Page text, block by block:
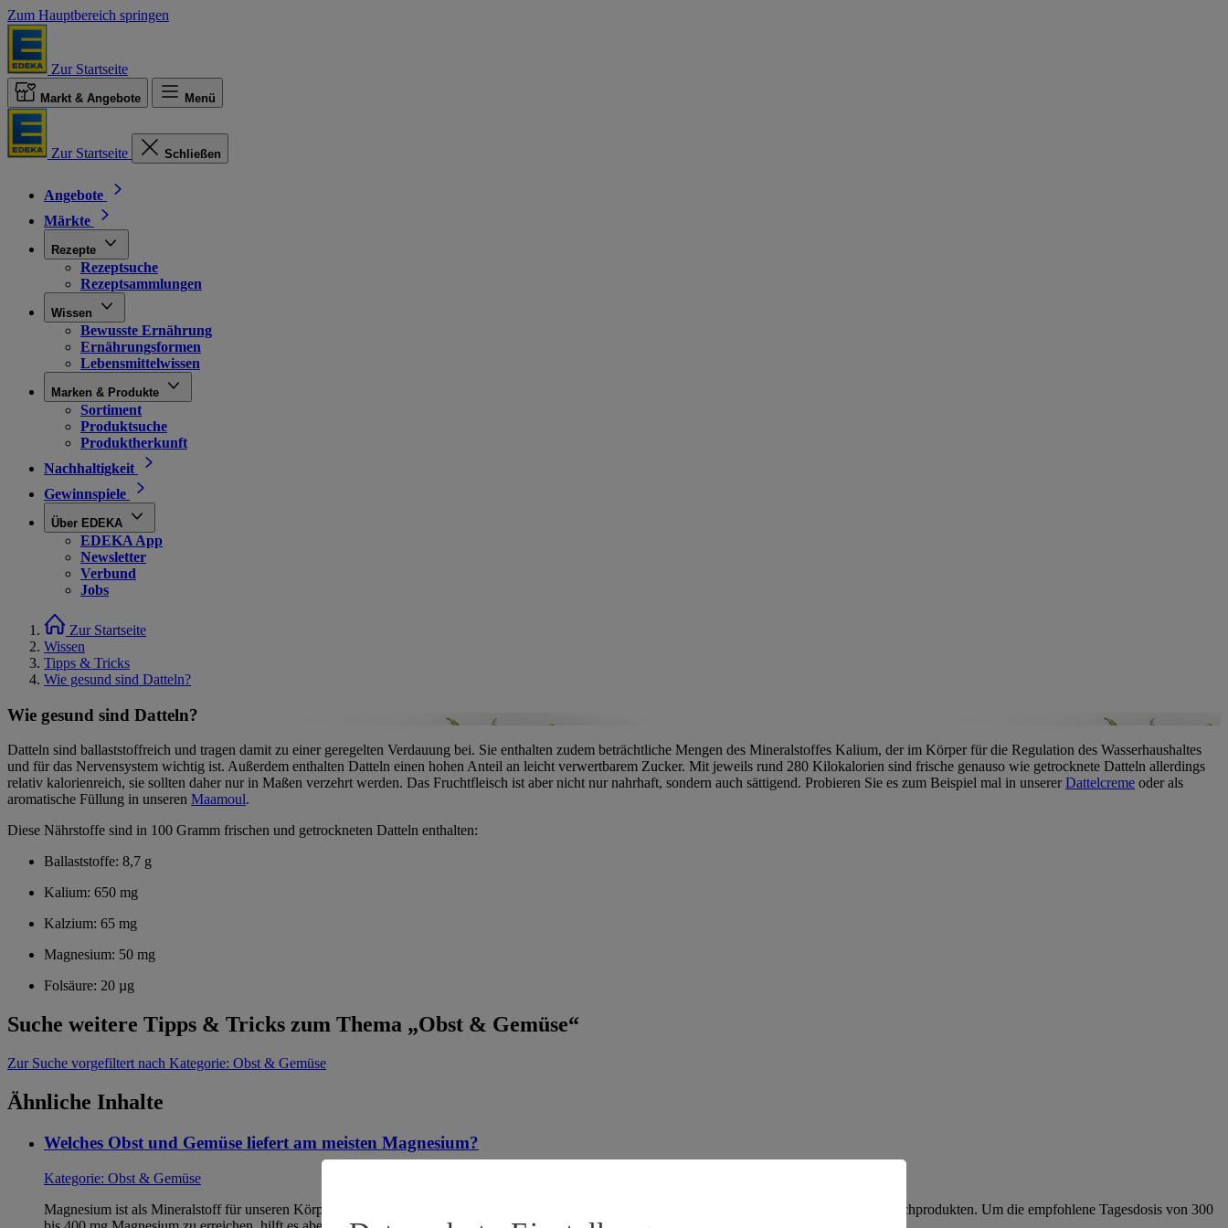
Zum Hauptbereich springen
Zur Startseite
Markt & Angebote Menü
Zur Startseite Schließen
Angebote
Märkte
Rezepte
Rezeptsuche
Rezeptsammlungen
Wissen
Bewusste Ernährung
Ernährungsformen
Lebensmittelwissen
Marken & Produkte
Sortiment
Produktsuche
Produktherkunft
Nachhaltigkeit
Gewinnspiele
Über EDEKA
EDEKA App
Newsletter
Verbund
Jobs
Zur Startseite
Wissen
Tipps & Tricks
Wie gesund sind Datteln?
Wie gesund sind Datteln?
Datteln sind ballaststoffreich und tragen damit zu einer geregelten Verdauung bei. Sie enthalten zudem beträchtliche Mengen des Mineralstoffes Kalium, der im Körper für die Regulation des Wasserhaushaltes
und für das Nervensystem wichtig ist. Außerdem enthalten Datteln einen hohen Anteil an leicht verwertbarem Zucker. Mit jeweils rund 280 Kilokalorien sind frische genauso wie getrocknete Datteln allerdings
relativ kalorienreich, sie sollten daher nur in Maßen verzehrt werden. Das Fruchtfleisch ist aber nicht nur nahrhaft, sondern auch sättigend. Probieren Sie es zum Beispiel mal in unsererDattelcreme oder als
aromatische Füllung in unseren Maamoul.
Diese Nährstoffe sind in 100 Gramm frischen und getrockneten Datteln enthalten:
Ballaststoffe: 8,7 g
Kalium: 650 mg
Kalzium: 65 mg
Magnesium: 50 mg
Folsäure: 20 µg
Suche weitere Tipps & Tricks zum Thema „Obst & Gemüse“
Zur Suche vorgefiltert nach Kategorie: Obst & Gemüse
Ähnliche Inhalte
Welches Obst und Gemüse liefert am meisten Magnesium?
Kategorie: Obst & Gemüse
Magnesium ist als Mineralstoff für unseren Körper lebenswichtig. Den Großteil des täglichen Bedarfs decken wir über den Verzehr von Brot und Milchprodukten. Um die empfohlene Tagesdosis von 300